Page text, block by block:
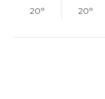
20°
20°